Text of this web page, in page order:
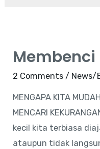
Membenci
2 Comments / News/
MENGAPA KITA
MENCARI
kecil kita terbiasa
ataupun tidak